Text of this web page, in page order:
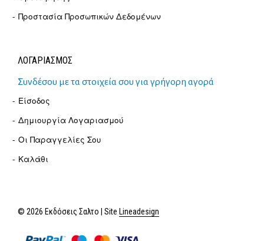
Προστασία Προσωπικών Δεδομένων
ΛΟΓΑΡΙΑΣΜΟΣ
Συνδέσου με τα στοιχεία σου για γρήγορη αγορά
Είσοδος
Δημιουργία Λογαριασμού
Οι Παραγγελίες Σου
Καλάθι
© 2026 Εκδόσεις Σαλτο | Site Lineadesign